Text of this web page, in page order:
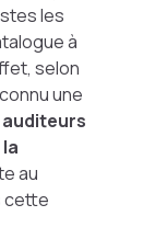
les
à
selon
une
au
cette